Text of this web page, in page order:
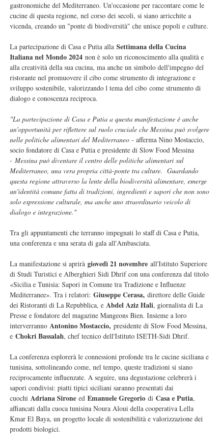
gastronomiche del Mediterraneo. Un'occasione per raccontare come le
cucine di questa regione, nel corso dei secoli, si siano arricchite a
vicenda, creando un "ponte di biodiversità" che unisce popoli e culture.
La partecipazione di Casa e Putia alla Settimana della Cucina
Italiana nel Mondo 2024 non è solo un riconoscimento alla qualità e
alla creatività della sua cucina, ma anche un simbolo dell'impegno del
ristorante nel promuovere il cibo come strumento di integrazione e
sviluppo sostenibile, valorizzando l tema del cibo come strumento di
dialogo e conoscenza reciproca.
"La partecipazione di Casa e Putia a questa manifestazione è anche
un'opportunità per riflettere sul ruolo cruciale che Messina può svolgere
nelle politiche alimentari del Mediterraneo - afferma Nino Mostaccio,
socio fondatore di Casa e Putia e presidente di Slow Food Messina
- Messina può diventare il centro delle politiche alimentari sul
Mediterraneo, una vera propria città-ponte tra culture. Guardando
questa regione attraverso la lente della biodiversità alimentare, emerge
un'identità comune fatta di tradizioni, ingredienti e sapori che non sono
solo espressione culturale, ma anche uno straordinario veicolo di
dialogo e integrazione."
Tra gli appuntamenti che terranno impegnati lo staff di Casa e Putia,
una conferenza e una serata di gala all'Ambasciata.
La manifestazione si aprirà giovedì 21 novembre all'Istituto Superiore
di Studi Turistici e Alberghieri Sidi Dhrif con una conferenza dal titolo
«Sicilia e Tunisia: Sapori in Comune tra Tradizione e Influenze
Mediterranee». Tra i relatori: Giuseppe Cerasa, direttore delle Guide
dei Ristoranti di La Repubblica, e Abdel Aziz Hali, giornalista di La
Presse e fondatore del magazine Mangeons Bien. Insieme a loro
interverranno Antonino Mostaccio, presidente di Slow Food Messina,
e Chokri Bassalah, chef tecnico dell'Istituto ISETH-Sidi Dhrif.
La conferenza esplorerà le connessioni profonde tra le cucine siciliana e
tunisina, sottolineando come, nel tempo, queste tradizioni si siano
reciprocamente influenzate. A seguire, una degustazione celebrerà i
sapori condivisi: piatti tipici siciliani saranno presentati dai
cuochi Adriana Sirone ed Emanuele Gregorio di Casa e Putia,
affiancati dalla cuoca tunisina Noura Aloui della cooperativa Lella
Kmar El Baya, un progetto locale di sostenibilità e valorizzazione dei
prodotti biologici.